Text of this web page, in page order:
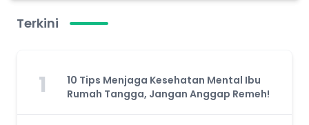
Terkini
1
10 Tips Menjaga Kesehatan Mental Ibu
Rumah Tangga, Jangan Anggap Remeh!